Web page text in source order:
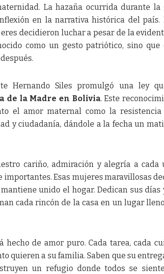
La hazaña ocurrida durante
en la narrativa histórica del país.
decidieron luchar a pesar de la
como un gesto patriótico, sino
Hernando Siles promulgó una ley
de la Madre en Bolivia. Este
el amor maternal como la resistencia
y ciudadanía, dándole a la fecha un
cariño, admiración y alegría a cada
importantes. Esas mujeres maravillosas
unido el hogar. Dedican sus días
cada rincón de la casa en un lugar
hecho de amor puro. Cada tarea, cada
quieren a su familia. Saben que su
un refugio donde todos se